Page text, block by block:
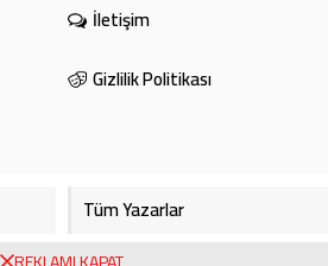
İletişim
Gizlilik Politikası
Tüm Yazarlar